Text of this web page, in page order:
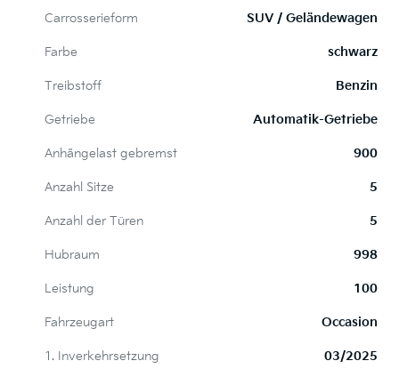
Carrosserieform SUV / Geländewagen
Farbe schwarz
Treibstoff Benzin
Getriebe Automatik-Getriebe
Anhängelast gebremst 900
Anzahl Sitze 5
Anzahl der Türen 5
Hubraum 998
Leistung 100
Fahrzeugart Occasion
1. Inverkehrsetzung 03/2025